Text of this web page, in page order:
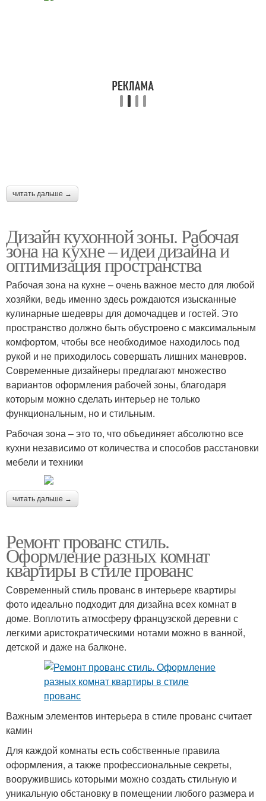
читать дальше →
Дизайн кухонной зоны. Рабочая
зона на кухне – идеи дизайна и
оптимизация пространства
Рабочая зона на кухне – очень важное место для любой
хозяйки, ведь именно здесь рождаются изысканные
кулинарные шедевры для домочадцев и гостей. Это
пространство должно быть обустроено с максимальным
комфортом, чтобы все необходимое находилось под
рукой и не приходилось совершать лишних маневров.
Современные дизайнеры предлагают множество
вариантов оформления рабочей зоны, благодаря
которым можно сделать интерьер не только
функциональным, но и стильным.
Рабочая зона – это то, что объединяет абсолютно все
кухни независимо от количества и способов расстановки
мебели и техники
читать дальше →
Ремонт прованс стиль.
Оформление разных комнат
квартиры в стиле прованс
Современный стиль прованс в интерьере квартиры
фото идеально подходит для дизайна всех комнат в
доме. Воплотить атмосферу французской деревни с
легкими аристократическими нотами можно в ванной,
детской и даже на балконе.
Важным элементов интерьера в стиле прованс считает
камин
Для каждой комнаты есть собственные правила
оформления, а также профессиональные секреты,
вооружившись которыми можно создать стильную и
уникальную обстановку в помещении любого размера и